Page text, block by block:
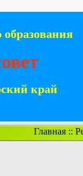
край
Главная::